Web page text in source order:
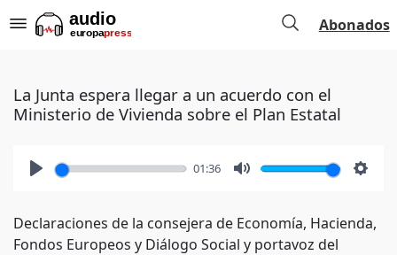
Abonados
La Junta espera llegar a un acuerdo con el
Ministerio de Vivienda sobre el Plan Estatal
01:36
Declaraciones de la consejera de Economía, Hacienda,
Fondos Europeos y Diálogo Social y portavoz del